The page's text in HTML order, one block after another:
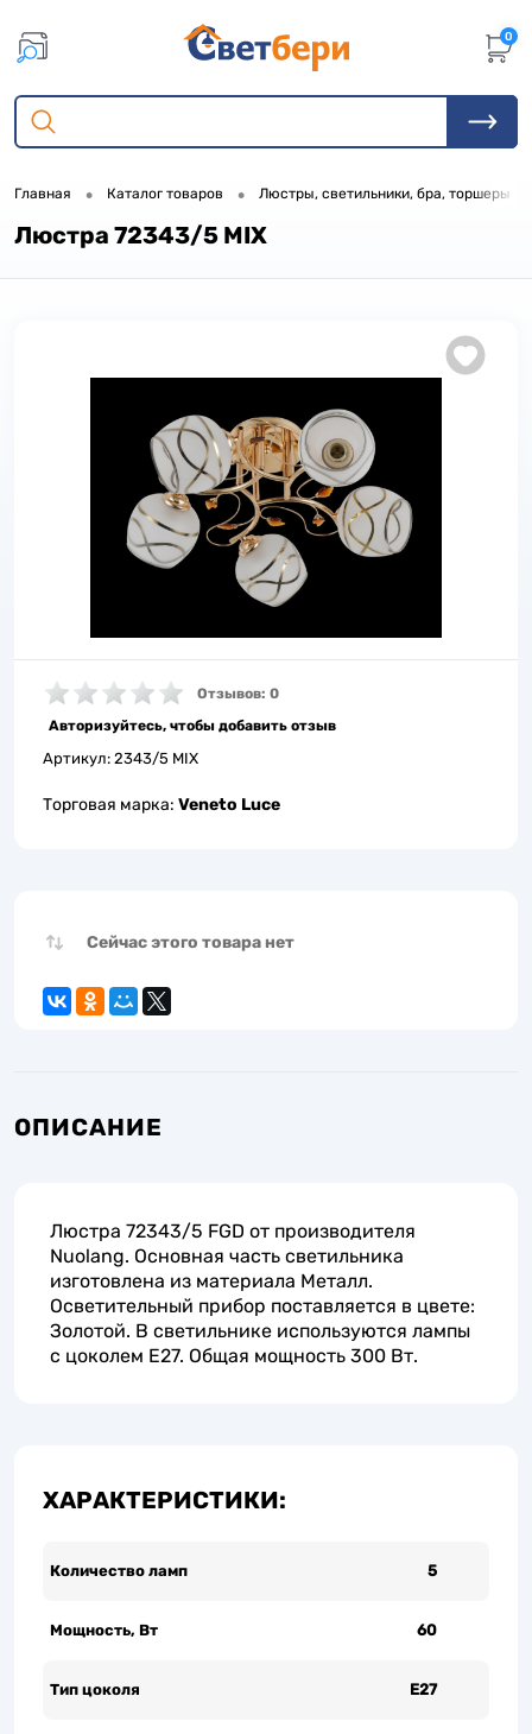
0
Главная • Каталог товаров • Люстры, светильники, бра, торшеры
Люстра 72343/5 MIX
Отзывов: 0
Авторизуйтесь, чтобы добавить отзыв
Артикул: 2343/5 MIX
Торговая марка: Veneto Luce
Сейчас этого товара нет
ОПИСАНИЕ
Люстра 72343/5 FGD от производителя
Nuolang. Основная часть светильника
изготовлена из материала Металл.
Осветительный прибор поставляется в цвете:
Золотой. В светильнике используются лампы
с цоколем E27. Общая мощность 300 Вт.
ХАРАКТЕРИСТИКИ:
Количество ламп 5
Мощность, Вт 60
Тип цоколя Е27